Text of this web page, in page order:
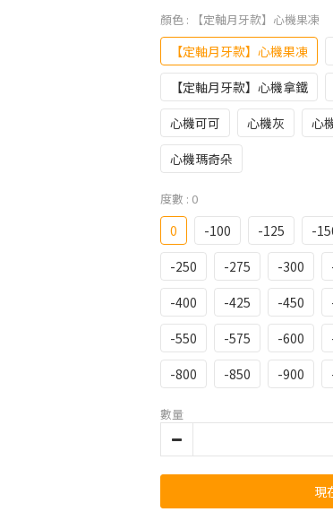
顏色 : 【定軸月牙款】心機果凍
【定軸月牙款】心機果凍
【定軸月牙款】心機拿鐵
心機可可
心機灰 心
心機瑪奇朵
度數 : 0
0 -100 -125 -
-250
-275 -300
-400
-425 -450
-550
-575 -600
-800
-850 -900
數量
現